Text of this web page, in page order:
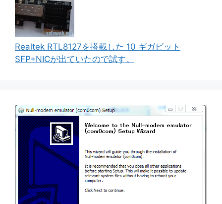
Realtek RTL8127を搭載した 10 ギガビット
SFP+NICが出ていたので試す。